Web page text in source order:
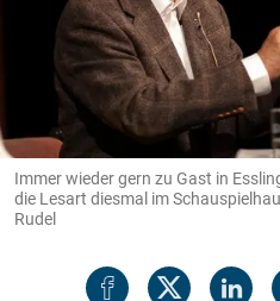
Immer wieder gern zu Gast in
die Lesart diesmal im
Rudel